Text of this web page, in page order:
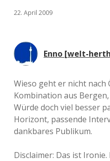
22. April 2009
Enno [welt-
Wieso geht er nicht nach
Kombination aus
Würde doch viel besser
Horizont, passende
dankbares Publikum.
Disclaimer: Das ist